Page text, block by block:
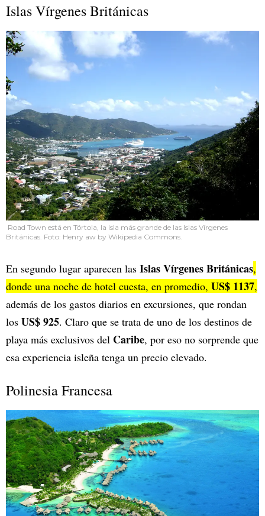
Islas Vírgenes Británicas
Road Town está en Tórtola, la isla más grande de las Islas Vírgenes
Británicas. Foto: Henry aw by Wikipedia Commons.
En segundo lugar aparecen las Islas Vírgenes Británicas,
donde una noche de hotel cuesta, en promedio, US$ 1137,
además de los gastos diarios en excursiones, que rondan
los US$ 925. Claro que se trata de uno de los destinos de
playa más exclusivos del Caribe, por eso no sorprende que
esa experiencia isleña tenga un precio elevado.
Polinesia Francesa